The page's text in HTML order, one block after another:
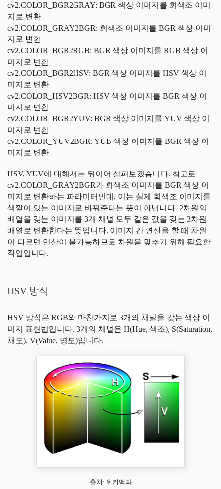
cv2.COLOR_BGR2GRAY: BGR 색상 이미지를 회색조 이미
지로 변환
cv2.COLOR_GRAY2BGR: 회색조 이미지를 BGR 색상 이미
지로 변환
cv2.COLOR_BGR2RGB: BGR 색상 이미지를 RGB 색상 이
미지로 변환
cv2.COLOR_BGR2HSV: BGR 색상 이미지를 HSV 색상 이
미지로 변환
cv2.COLOR_HSV2BGR: HSV 색상 이미지를 BGR 색상 이
미지로 변환
cv2.COLOR_BGR2YUV: BGR 색상 이미지를 YUV 색상 이
미지로 변환
cv2.COLOR_YUV2BGR: YUB 색상 이미지를 BGR 색상 이
미지로 변환
HSV, YUV에 대해서는 뒤이어 살펴보겠습니다. 참고로
cv2.COLOR_GRAY2BGR가 회색조 이미지를 BGR 색상 이
미지로 변환하는 파라미터인데, 이는 실제 회색조 이미지를
색깔이 있는 이미지로 바꿔준다는 뜻이 아닙니다. 2차원의
배열을 갖는 이미지를 3개 채널 모두 같은 값을 갖는 3차원
배열로 변환한다는 뜻입니다. 이미지 간 연산을 할 때 차원
이 다르면 연산이 불가능하므로 차원을 맞추기 위해 필요한
작업입니다.
HSV 방식
HSV 방식은 RGB와 마찬가지로 3개의 채널을 갖는 색상 이
미지 표현법입니다. 3개의 채널은 H(Hue, 색조), S(Saturation,
채도), V(Value, 명도)입니다.
출처: 위키백과